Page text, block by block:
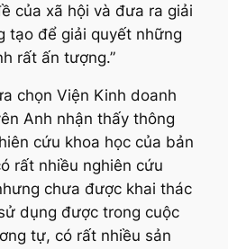
của xã hội và đưa ra giải
tạo để giải quyết những
rất ấn tượng.”
chọn Viện Kinh doanh
Anh nhận thấy thông
cứu khoa học của bản
rất nhiều nghiên cứu
chưa được khai thác
dụng được trong cuộc
tự, có rất nhiều sản